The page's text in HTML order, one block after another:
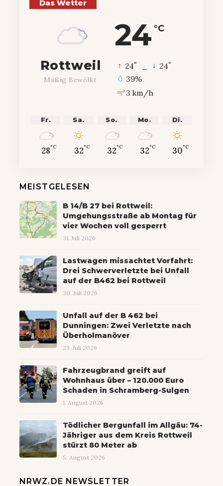
Das Wetter
24 °C
Rottweil
Mäßig Bewölkt
24° 24°
39%
3 km/h
Fr.
28°C
Sa.
32°C
So.
32°C
Mo.
32°C
Di.
30°C
MEISTGELESEN
B 14/B 27 bei Rottweil:
Umgehungsstraße ab Montag für
vier Wochen voll gesperrt
31. Juli 2026
Lastwagen missachtet Vorfahrt:
Drei Schwerverletzte bei Unfall
auf der B462 bei Rottweil
30. Juli 2026
Unfall auf der B 462 bei
Dunningen: Zwei Verletzte nach
Überholmanöver
23. Juli 2026
Fahrzeugbrand greift auf
Wohnhaus über – 120.000 Euro
Schaden in Schramberg-Sulgen
1. August 2026
Tödlicher Bergunfall im Allgäu: 74-
Jähriger aus dem Kreis Rottweil
stürzt 80 Meter ab
5. August 2026
NRWZ.DE NEWSLETTER